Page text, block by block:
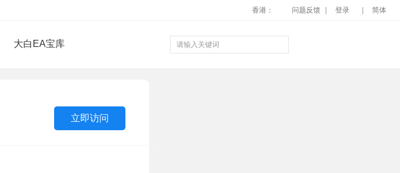
香港： 问题反馈 登录 简体
大白EA宝库
立即访问